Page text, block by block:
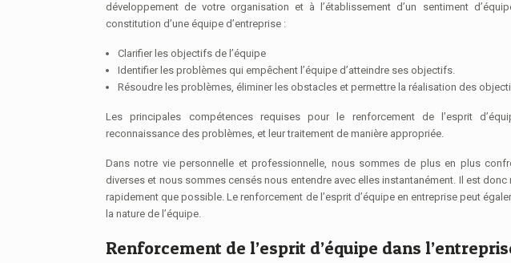
développement de votre organisation et à l’établissement d’un sentiment
constitution d’une équipe d’entreprise :
Clarifier les objectifs de l’équipe
Identifier les problèmes qui empêchent l’équipe d’atteindre ses objectifs.
Résoudre les problèmes, éliminer les obstacles et permettre la réalisation des
Les principales compétences requises pour le renforcement de l’esprit
reconnaissance des problèmes, et leur traitement de manière appropriée.
Dans notre vie personnelle et professionnelle, nous sommes de plus en plus
diverses et nous sommes censés nous entendre avec elles instantanément. Il est
rapidement que possible. Le renforcement de l’esprit d’équipe en entreprise peut
la nature de l’équipe.
Renforcement de l’esprit d’équipe dans